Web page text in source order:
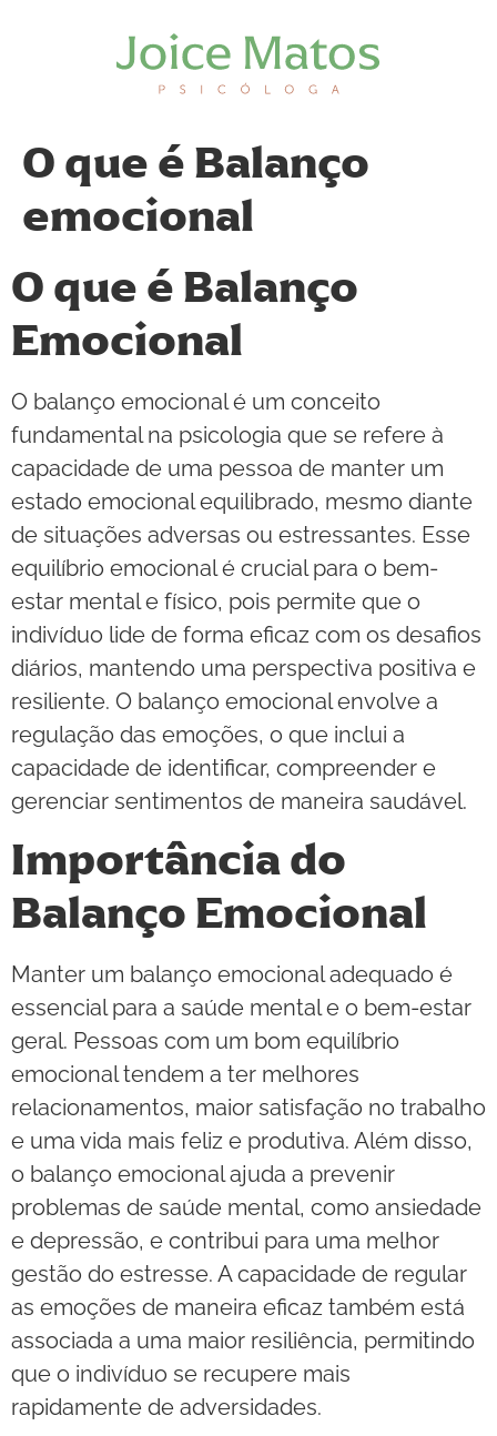
O que é Balanço
emocional
O que é Balanço
Emocional
O balanço emocional é um conceito
fundamental na psicologia que se refere à
capacidade de uma pessoa de manter um
estado emocional equilibrado, mesmo diante
de situações adversas ou estressantes. Esse
equilíbrio emocional é crucial para o bem-
estar mental e físico, pois permite que o
indivíduo lide de forma eficaz com os desafios
diários, mantendo uma perspectiva positiva e
resiliente. O balanço emocional envolve a
regulação das emoções, o que inclui a
capacidade de identificar, compreender e
gerenciar sentimentos de maneira saudável.
Importância do
Balanço Emocional
Manter um balanço emocional adequado é
essencial para a saúde mental e o bem-estar
geral. Pessoas com um bom equilíbrio
emocional tendem a ter melhores
relacionamentos, maior satisfação no trabalho
e uma vida mais feliz e produtiva. Além disso,
o balanço emocional ajuda a prevenir
problemas de saúde mental, como ansiedade
e depressão, e contribui para uma melhor
gestão do estresse. A capacidade de regular
as emoções de maneira eficaz também está
associada a uma maior resiliência, permitindo
que o indivíduo se recupere mais
rapidamente de adversidades.